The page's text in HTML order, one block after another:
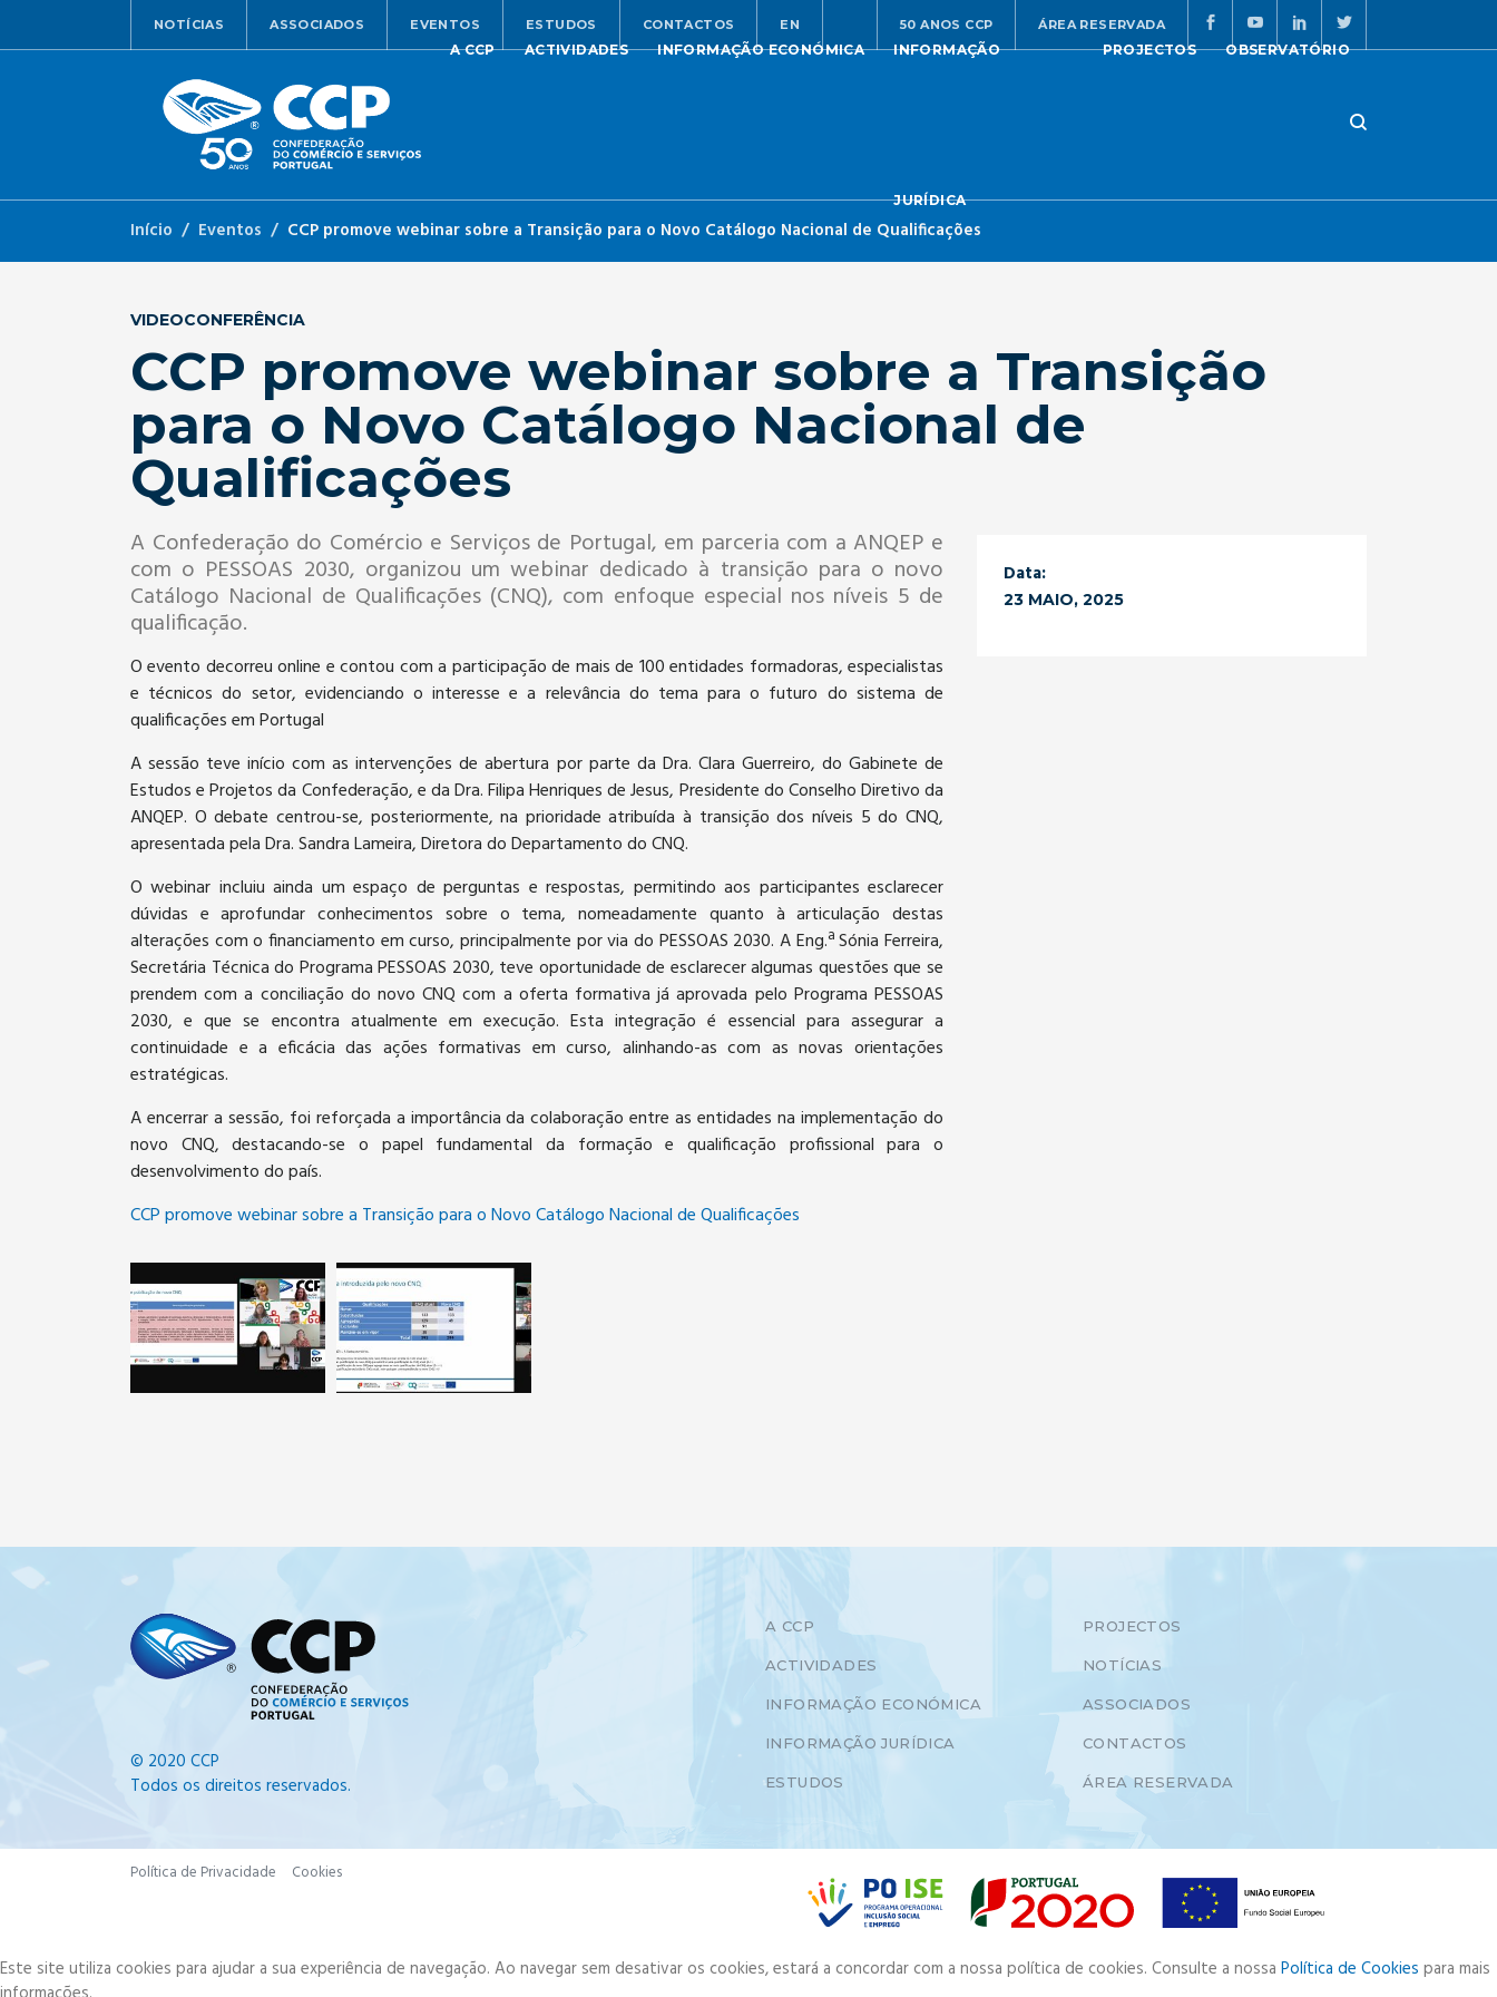
NOTÍCIAS ASSOCIADOS EVENTOS ESTUDOS CONTACTOS EN 50 ANOS CCP ÁREA RESERVADA
A CCP ACTIVIDADES INFORMAÇÃO ECONÓMICA INFORMAÇÃO
JURÍDICA
PROJECTOS OBSERVATÓRIO
Início Eventos CCP promove webinar sobre a Transição para o Novo Catálogo Nacional de Qualificações
VIDEOCONFERÊNCIA
CCP promove webinar sobre a Transição
para o Novo Catálogo Nacional de
Qualificações
A Confederação do Comércio e Serviços de Portugal, em parceria com a ANQEP e
com o PESSOAS 2030, organizou um webinar dedicado à transição para o novo
Catálogo Nacional de Qualificações (CNQ), com enfoque especial nos níveis 5 de
qualificação.
O evento decorreu online e contou com a participação de mais de 100 entidades formadoras, especialistas
e técnicos do setor, evidenciando o interesse e a relevância do tema para o futuro do sistema de
qualificações em Portugal
A sessão teve início com as intervenções de abertura por parte da Dra. Clara Guerreiro, do Gabinete de
Estudos e Projetos da Confederação, e da Dra. Filipa Henriques de Jesus, Presidente do Conselho Diretivo da
ANQEP. O debate centrou-se, posteriormente, na prioridade atribuída à transição dos níveis 5 do CNQ,
apresentada pela Dra. Sandra Lameira, Diretora do Departamento do CNQ.
O webinar incluiu ainda um espaço de perguntas e respostas, permitindo aos participantes esclarecer
dúvidas e aprofundar conhecimentos sobre o tema, nomeadamente quanto à articulação destas
alterações com o financiamento em curso, principalmente por via do PESSOAS 2030. A Eng.ª Sónia Ferreira,
Secretária Técnica do Programa PESSOAS 2030, teve oportunidade de esclarecer algumas questões que se
prendem com a conciliação do novo CNQ com a oferta formativa já aprovada pelo Programa PESSOAS
2030, e que se encontra atualmente em execução. Esta integração é essencial para assegurar a
continuidade e a eficácia das ações formativas em curso, alinhando-as com as novas orientações
estratégicas.
A encerrar a sessão, foi reforçada a importância da colaboração entre as entidades na implementação do
novo CNQ, destacando-se o papel fundamental da formação e qualificação profissional para o
desenvolvimento do país.
CCP promove webinar sobre a Transição para o Novo Catálogo Nacional de Qualificações
Data:
23 MAIO, 2025
© 2020 CCP
Todos os direitos reservados.
A CCP
ACTIVIDADES
INFORMAÇÃO ECONÓMICA
INFORMAÇÃO JURÍDICA
ESTUDOS
PROJECTOS
NOTÍCIAS
ASSOCIADOS
CONTACTOS
ÁREA RESERVADA
Política de Privacidade Cookies
Este site utiliza cookies para ajudar a sua experiência de navegação. Ao navegar sem desativar os cookies, estará a concordar com a nossa política de cookies. Consulte a nossa Política de Cookies para mais